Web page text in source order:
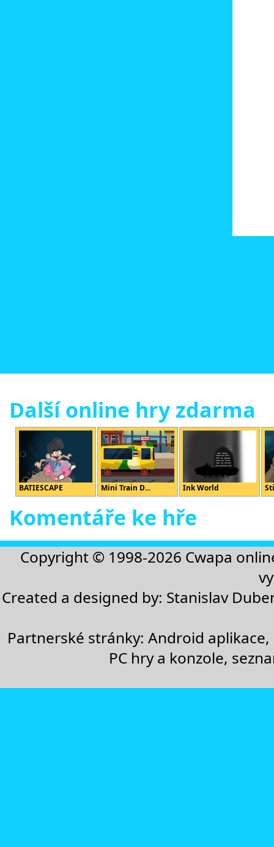
Další online hry zdarma
BATIESCAPE Mini Train D... Ink World
Komentáře ke hře
Copyright © 1998-2026 Cwapa
Created a designed by: Stanislav
Partnerské stránky:Android aplikace,
PC hry a konzole,